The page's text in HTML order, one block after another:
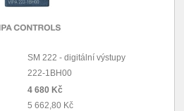
SM 222 - digitální výstupy
222-1BH00
4 680 Kč
5 662,80 Kč